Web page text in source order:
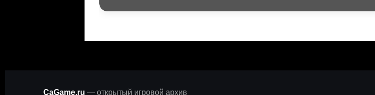
CaGame.ru — открытый игровой архив